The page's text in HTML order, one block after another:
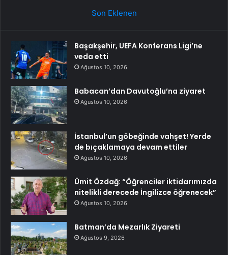
Son Eklenen
Başakşehir, UEFA Konferans Ligi’ne
veda etti
Ağustos 10, 2026
Babacan’dan Davutoğlu’na ziyaret
Ağustos 10, 2026
İstanbul’un göbeğinde vahşet! Yerde
de bıçaklamaya devam ettiler
Ağustos 10, 2026
Ümit Özdağ: “Öğrenciler iktidarımızda
nitelikli derecede İngilizce öğrenecek”
Ağustos 10, 2026
Batman’da Mezarlık Ziyareti
Ağustos 9, 2026